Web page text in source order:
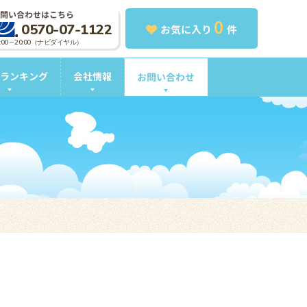
お気に入り 0 件
い合わせはこちら
0570-07-1122
～20:00（ナビダイヤル）
ンキング 会社情報 お問い合わせ